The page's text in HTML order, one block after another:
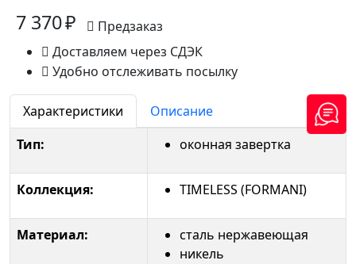
7 370 ₽
Предзаказ
Доставляем через СДЭК
Удобно отслеживать посылку
Характеристики
Описание
Тип:
оконная завертка
Коллекция: TIMELESS (FORMANI)
Материал:
сталь нержавеющая
никель